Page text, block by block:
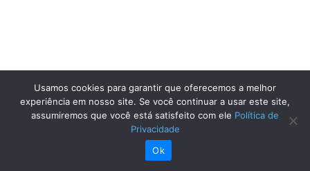
Usamos cookies para garantir que oferecemos a melhor
experiência em nosso site. Se você continuar a usar este site,
assumiremos que você está satisfeito com ele Política de
Privacidade
Ok